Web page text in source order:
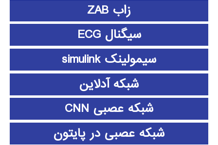
زاب ZAB
سیگنال ECG
سیمولینک simulink
شبکه آدلاین
شبکه عصبی CNN
شبکه عصبی در پایتون